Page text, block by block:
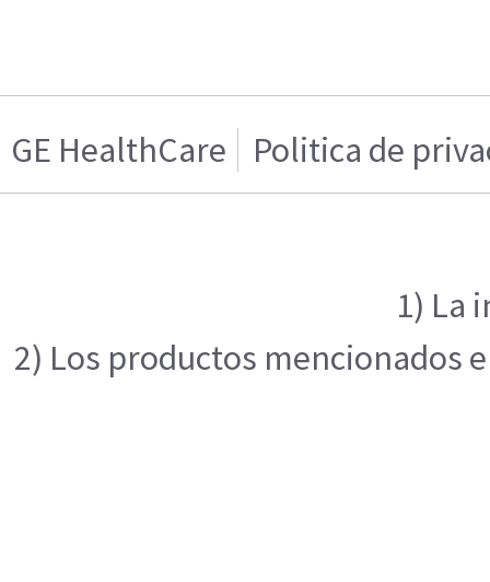
GE HealthCare Politica de
1) La
2) Los productos mencionados